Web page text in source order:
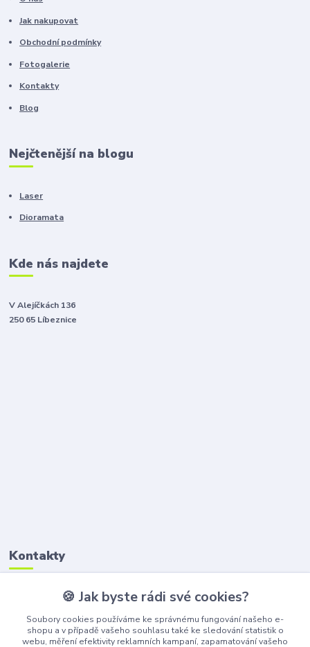
Jak nakupovat
Obchodní podmínky
Fotogalerie
Kontakty
Blog
Nejčtenější na blogu
Laser
Dioramata
Kde nás najdete
V Alejíčkách 136
250 65 Líbeznice
Kontakty
(Po-Pá, 8-16 hod.)
🍪 Jak byste rádi své cookies?
Soubory cookies používáme ke správnému fungování našeho e-
shopu a v případě vašeho souhlasu také ke sledování statistik o
webu, měření efektivity reklamních kampaní, zapamatování vašeho